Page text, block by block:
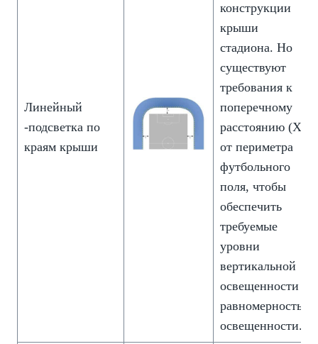
Линейный
-подсветка по
краям крыши
конструкции
крыши
стадиона. Но
существуют
требования к
поперечному
расстоянию (X)
от периметра
футбольного
поля, чтобы
обеспечить
требуемые
уровни
вертикальной
освещенности и
равномерность
освещенности.